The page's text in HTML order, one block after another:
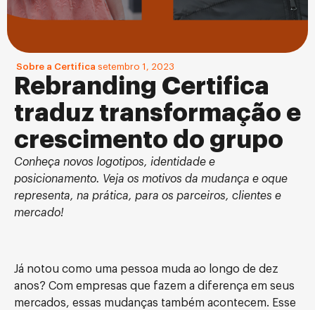
Sobre a Certifica setembro 1, 2023
Rebranding Certifica
traduz transformação e
crescimento do grupo
Conheça novos logotipos, identidade e
posicionamento. Veja os motivos da mudança e oque
representa, na prática, para os parceiros, clientes e
mercado!
Já notou como uma pessoa muda ao longo de dez
anos? Com empresas que fazem a diferença em seus
mercados, essas mudanças também acontecem. Esse